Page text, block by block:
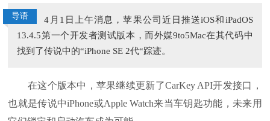
导语
4月1日上午消息，苹果公司近日推送iOS和iPadOS
13.4.5第一个开发者测试版本，而外媒9to5Mac在其代码中
找到了传说中的“iPhone SE 2代“踪迹。
在这个版本中，苹果继续更新了CarKey API开发接口，
也就是传说中iPhone或Apple Watch来当车钥匙功能，未来用